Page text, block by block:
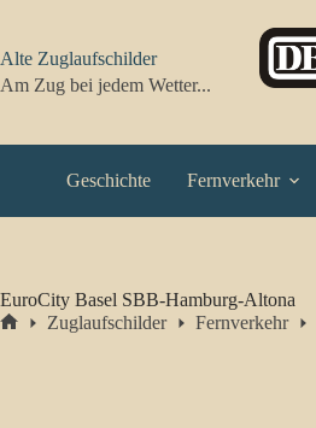
springen
Alte Zuglaufschilder
Am Zug bei jedem Wetter...
Geschichte Fernverkehr
EuroCity Basel SBB-Hamburg-Altona
Zuglaufschilder Fernverkehr